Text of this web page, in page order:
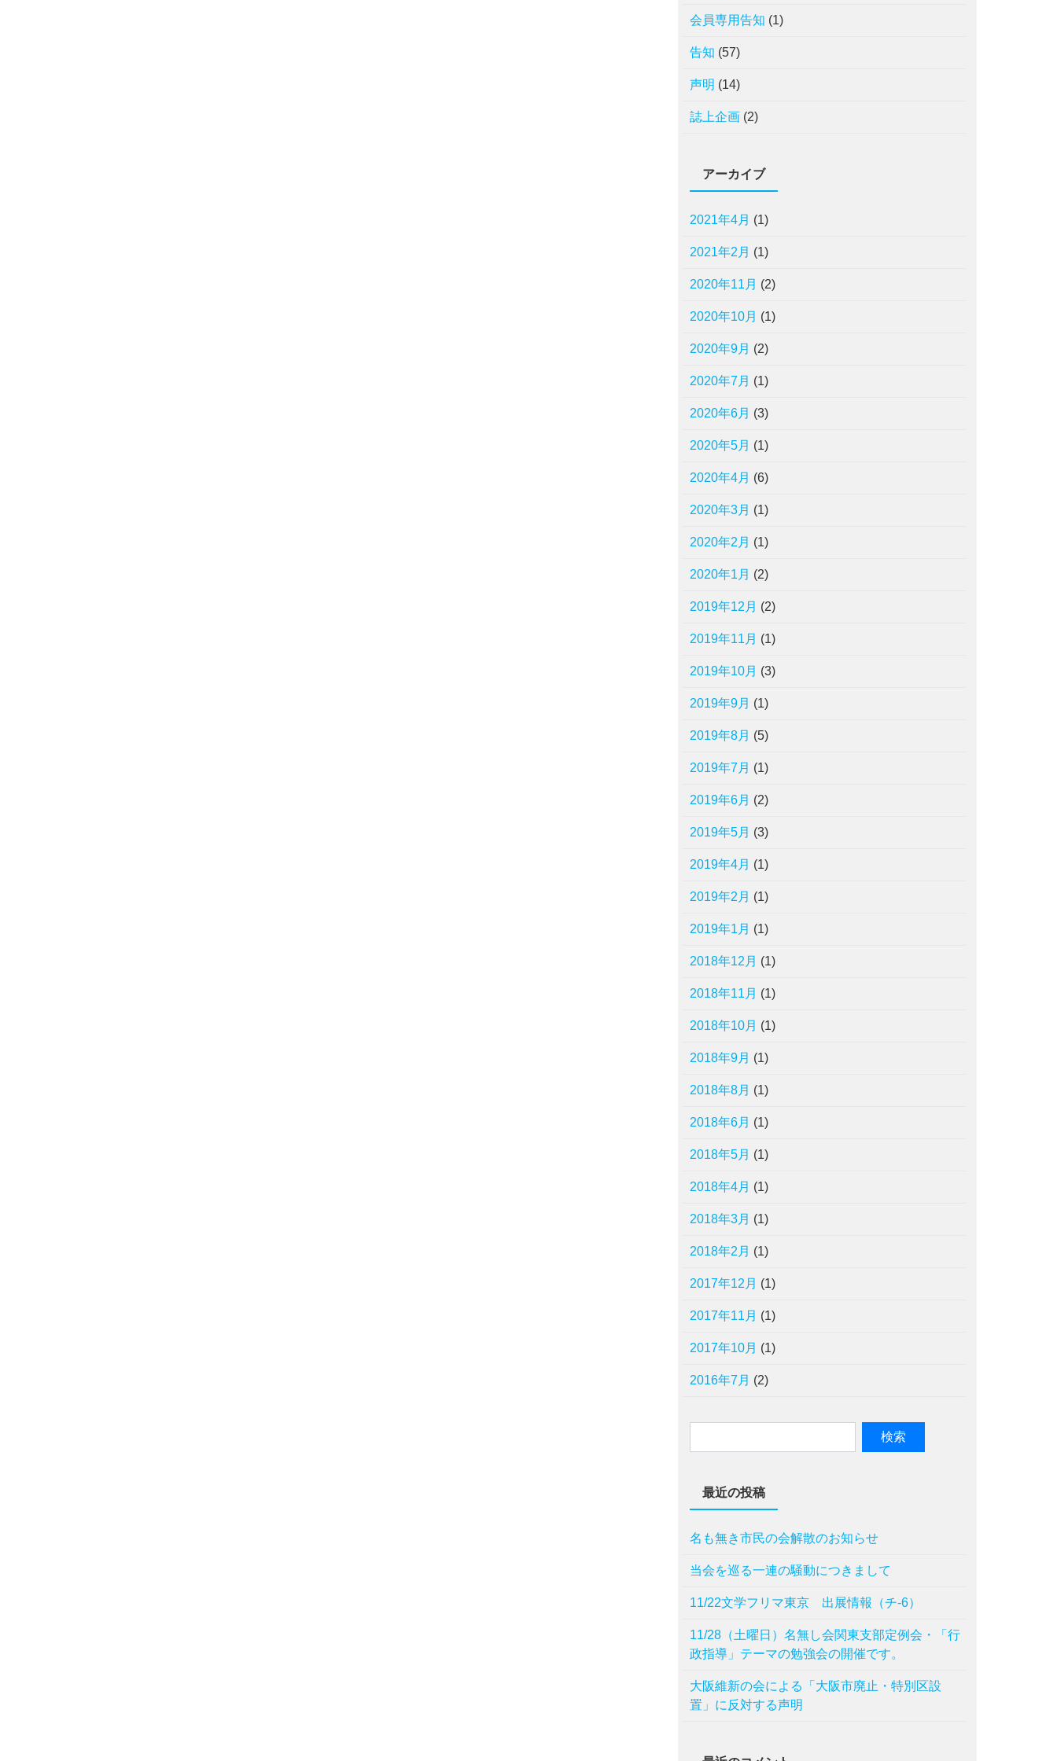
会員専用告知 (1)
告知 (57)
声明 (14)
誌上企画 (2)
アーカイブ
2021年4月 (1)
2021年2月 (1)
2020年11月 (2)
2020年10月 (1)
2020年9月 (2)
2020年7月 (1)
2020年6月 (3)
2020年5月 (1)
2020年4月 (6)
2020年3月 (1)
2020年2月 (1)
2020年1月 (2)
2019年12月 (2)
2019年11月 (1)
2019年10月 (3)
2019年9月 (1)
2019年8月 (5)
2019年7月 (1)
2019年6月 (2)
2019年5月 (3)
2019年4月 (1)
2019年2月 (1)
2019年1月 (1)
2018年12月 (1)
2018年11月 (1)
2018年10月 (1)
2018年9月 (1)
2018年8月 (1)
2018年6月 (1)
2018年5月 (1)
2018年4月 (1)
2018年3月 (1)
2018年2月 (1)
2017年12月 (1)
2017年11月 (1)
2017年10月 (1)
2016年7月 (2)
最近の投稿
名も無き市民の会解散のお知らせ
当会を巡る一連の騒動につきまして
11/22文学フリマ東京 出展情報（チ-6）
11/28（土曜日）名無し会関東支部定例会・「行
政指導」テーマの勉強会の開催です。
⼤阪維新の会による「⼤阪市廃⽌・特別区設
置」に反対する声明